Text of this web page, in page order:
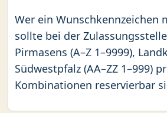
Wer ein Wunschkennzeichen
sollte bei der
Pirmasens (A–Z 1–9999),
Südwestpfalz (AA–ZZ 1–999)
Kombinationen reservierbar